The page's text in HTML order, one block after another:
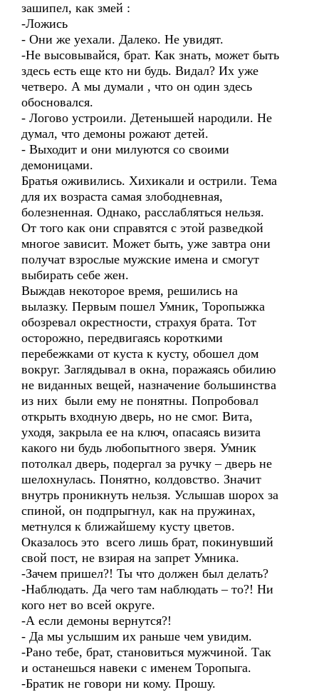
зашипел, как змей :
-Ложись
- Они же уехали. Далеко. Не увидят.
-Не высовывайся, брат. Как знать, может быть
здесь есть еще кто ни будь. Видал? Их уже
четверо. А мы думали , что он один здесь
обосновался.
- Логово устроили. Детенышей народили. Не
думал, что демоны рожают детей.
- Выходит и они милуются со своими
демоницами.
Братья оживились. Хихикали и острили. Тема
для их возраста самая злободневная,
болезненная. Однако, расслабляться нельзя.
От того как они справятся с этой разведкой
многое зависит. Может быть, уже завтра они
получат взрослые мужские имена и смогут
выбирать себе жен.
Выждав некоторое время, решились на
вылазку. Первым пошел Умник, Торопыжка
обозревал окрестности, страхуя брата. Тот
осторожно, передвигаясь короткими
перебежками от куста к кусту, обошел дом
вокруг. Заглядывал в окна, поражаясь обилию
не виданных вещей, назначение большинства
из них были ему не понятны. Попробовал
открыть входную дверь, но не смог. Вита,
уходя, закрыла ее на ключ, опасаясь визита
какого ни будь любопытного зверя. Умник
потолкал дверь, подергал за ручку – дверь не
шелохнулась. Понятно, колдовство. Значит
внутрь проникнуть нельзя. Услышав шорох за
спиной, он подпрыгнул, как на пружинах,
метнулся к ближайшему кусту цветов.
Оказалось это всего лишь брат, покинувший
свой пост, не взирая на запрет Умника.
-Зачем пришел?! Ты что должен был делать?
-Наблюдать. Да чего там наблюдать – то?! Ни
кого нет во всей округе.
-А если демоны вернутся?!
- Да мы услышим их раньше чем увидим.
-Рано тебе, брат, становиться мужчиной. Так
и останешься навеки с именем Торопыга.
-Братик не говори ни кому. Прошу.